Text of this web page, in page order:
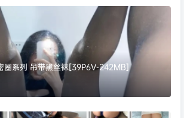
圈系列 吊带黑丝袜[39P6V-242MB]